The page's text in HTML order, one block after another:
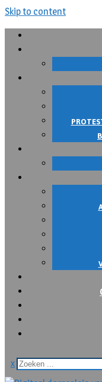
Skip to content
x